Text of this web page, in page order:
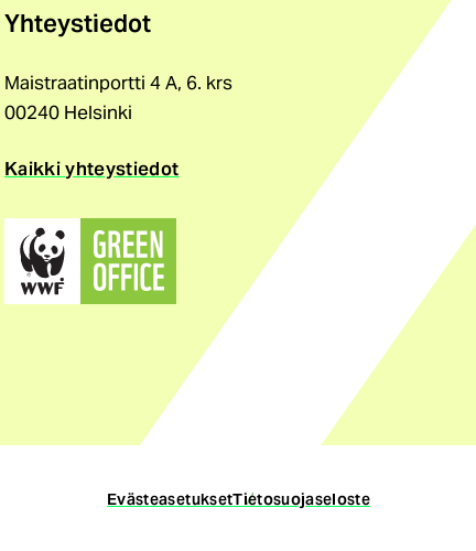
Yhteystiedot
Maistraatinportti 4 A, 6. krs
00240 Helsinki
Kaikki yhteystiedot
EvästeasetuksetTietosuojaseloste